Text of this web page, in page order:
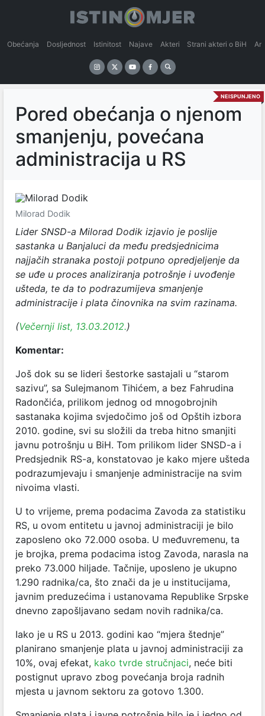
Obećanja Dosljednost Istinitost Najave Akteri Strani akteri o BiH
NEISPUNJENO
Pored obećanja o njenom
smanjenju, povećana
administracija u RS
Milorad Dodik
Lider SNSD-a Milorad Dodik izjavio je poslije
sastanka u Banjaluci da među predsjednicima
najjačih stranaka postoji potpuno opredjeljenje da
se uđe u proces analiziranja potrošnje i uvođenje
ušteda, te da to podrazumijeva smanjenje
administracije i plata činovnika na svim razinama.
(Večernji list, 13.03.2012.)
Komentar:
Još dok su se lideri šestorke sastajali u “starom
sazivu”, sa Sulejmanom Tihićem, a bez Fahrudina
Radončića, prilikom jednog od mnogobrojnih
sastanaka kojima svjedočimo još od Opštih izbora
2010. godine, svi su složili da treba hitno smanjiti
javnu potrošnju u BiH. Tom prilikom lider SNSD-a i
Predsjednik RS-a, konstatovao je kako mjere ušteda
podrazumjevaju i smanjenje administracije na svim
nivoima vlasti.
U to vrijeme, prema podacima Zavoda za statistiku
RS, u ovom entitetu u javnoj administraciji je bilo
zaposleno oko 72.000 osoba. U međuvremenu, ta
je brojka, prema podacima istog Zavoda, narasla na
preko 73.000 hiljade. Tačnije, uposleno je ukupno
1.290 radnika/ca, što znači da je u institucijama,
javnim preduzećima i ustanovama Republike Srpske
dnevno zapošljavano sedam novih radnika/ca.
Iako je u RS u 2013. godini kao “mjera štednje”
planirano smanjenje plata u javnoj administraciji za
10%, ovaj efekat, kako tvrde stručnjaci, neće biti
postignut upravo zbog povećanja broja radnih
mjesta u javnom sektoru za gotovo 1.300.